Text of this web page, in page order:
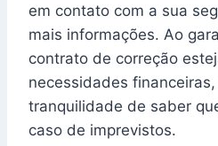
em contato com a sua
mais informações. Ao
contrato de correção
necessidades
tranquilidade de saber
caso de imprevistos.